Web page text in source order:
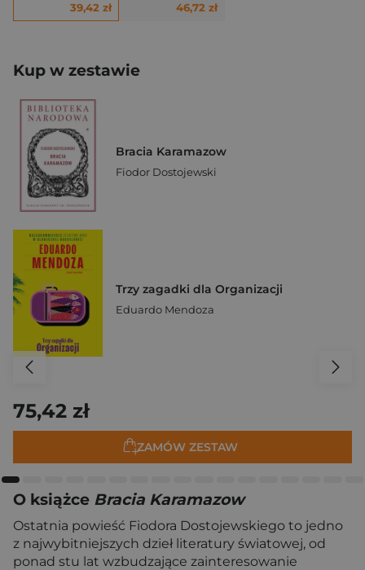
39,42 zł 46,72 zł
Kup w zestawie
Bracia Karamazow
Fiodor Dostojewski
Trzy zagadki dla Organizacji
Eduardo Mendoza
75,42 zł
ZAMÓW ZESTAW
O książce Bracia Karamazow
Ostatnia powieść Fiodora Dostojewskiego to jedno
z najwybitniejszych dzieł literatury światowej, od
ponad stu lat wzbudzające zainteresowanie